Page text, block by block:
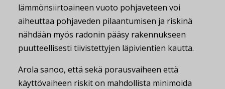
lämmönsiirtoaineen vuoto pohjaveteen voi
aiheuttaa pohjaveden pilaantumisen ja riskinä
nähdään myös radonin pääsy rakennukseen
puutteellisesti tiivistettyjen läpivientien kautta.
Arola sanoo, että sekä porausvaiheen että
käyttövaiheen riskit on mahdollista minimoida